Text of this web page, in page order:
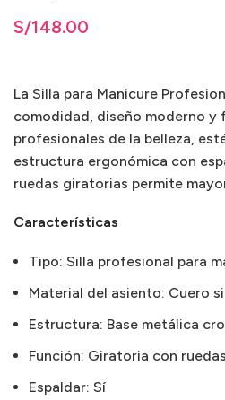
S/148.00
S/148.00
La Silla para Manicure
comodidad, diseño moderno y
profesionales de la belleza,
estructura ergonómica con
ruedas giratorias permite
Características
Tipo: Silla profesional para
Material del asiento: Cuero
Estructura: Base metálica
Función: Giratoria con ruedas
Espaldar: Sí